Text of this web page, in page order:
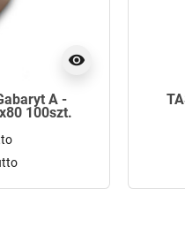
visibility
A -
100szt.